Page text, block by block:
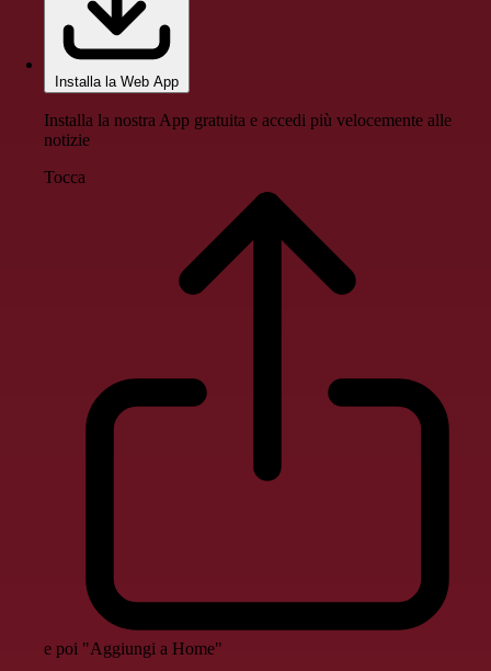
Installa la Web App
Installa la nostra App gratuita e accedi più velocemente alle
notizie
Tocca
e poi "Aggiungi a Home"